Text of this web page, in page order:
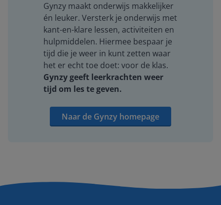
Gynzy maakt onderwijs makkelijker
én leuker. Versterk je onderwijs met
kant-en-klare lessen, activiteiten en
hulpmiddelen. Hiermee bespaar je
tijd die je weer in kunt zetten waar
het er echt toe doet: voor de klas.
Gynzy geeft leerkrachten weer
tijd om les te geven.
Naar de Gynzy homepage